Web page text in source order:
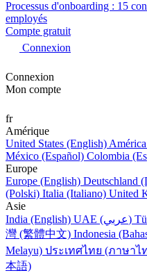
Processus d'onboarding : 15
employés
Compte gratuit
Connexion
Connexion
Mon compte
fr
Amérique
United States (English)
México (Español) Colombia
Europe
Europe (English) Deutschland
(Polski) Italia (Italiano) United
Asie
India (English)
UAE (عربي)
灣 (繁體中文) Indonesia
Melayu) ประเทศไทย (ภาษาไ
本語)